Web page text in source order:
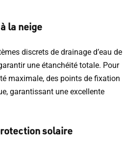
la neige
discrets de drainage d’eau de
une étanchéité totale. Pour
maximale, des points de fixation
garantissant une excellente
solaire